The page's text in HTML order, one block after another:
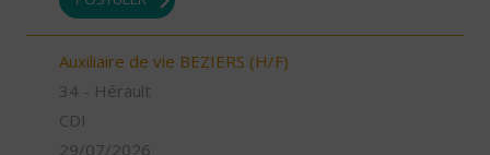
Auxiliaire de vie BEZIERS (H/F)
34 - Hérault
CDI
29/07/2026